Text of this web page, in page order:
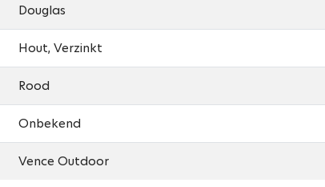
Douglas
Hout, Verzinkt
Rood
Onbekend
Vence Outdoor